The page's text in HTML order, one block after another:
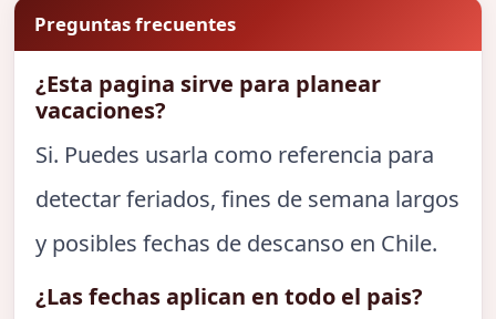
Preguntas frecuentes
¿Esta pagina sirve para planear
vacaciones?
Si. Puedes usarla como referencia para
detectar feriados, fines de semana largos
y posibles fechas de descanso en Chile.
¿Las fechas aplican en todo el pais?